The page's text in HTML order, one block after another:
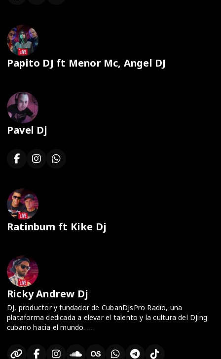
Papito DJ ft Menor Mc, Angel DJ
Pavel Dj
Ratinbum ft Kike Dj
Ricky Andrew Dj
DJ, productor y fundador de CubanDJsPro Radio, una
plataforma dedicada a elevar el talento y la cultura del DJing
cubano hacia el mundo.
elegancia del amapiano y los clásicos que marcaron
generaciones, Ricky fusiona estilos para crear experiencias